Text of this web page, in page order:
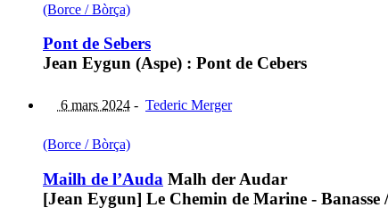
(Borce / Bòrça)
Pont de Sebers
Jean Eygun (Aspe) : Pont de Cebers
6 mars 2024 - Tederic Merger
(Borce / Bòrça)
Mailh de l’Auda Malh der Audar
[Jean Eygun] Le Chemin de Marine - Banasse